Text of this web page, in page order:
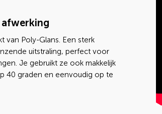
afwerking
van Poly-Glans. Een sterk
uitstraling, perfect voor
Je gebruikt ze ook makkelijk
40 graden en eenvoudig op te